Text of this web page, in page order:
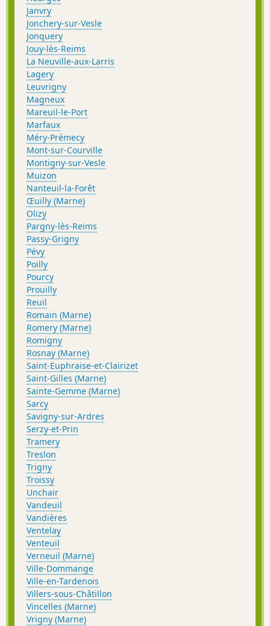
Janvry
Jonchery-sur-Vesle
Jonquery
Jouy-lès-Reims
La Neuville-aux-Larris
Lagery
Leuvrigny
Magneux
Mareuil-le-Port
Marfaux
Méry-Prémecy
Mont-sur-Courville
Montigny-sur-Vesle
Muizon
Nanteuil-la-Forêt
Œuilly (Marne)
Olizy
Pargny-lès-Reims
Passy-Grigny
Pévy
Poilly
Pourcy
Prouilly
Reuil
Romain (Marne)
Romery (Marne)
Romigny
Rosnay (Marne)
Saint-Euphraise-et-Clairizet
Saint-Gilles (Marne)
Sainte-Gemme (Marne)
Sarcy
Savigny-sur-Ardres
Serzy-et-Prin
Tramery
Treslon
Trigny
Troissy
Unchair
Vandeuil
Vandières
Ventelay
Venteuil
Verneuil (Marne)
Ville-Dommange
Ville-en-Tardenois
Villers-sous-Châtillon
Vincelles (Marne)
Vrigny (Marne)